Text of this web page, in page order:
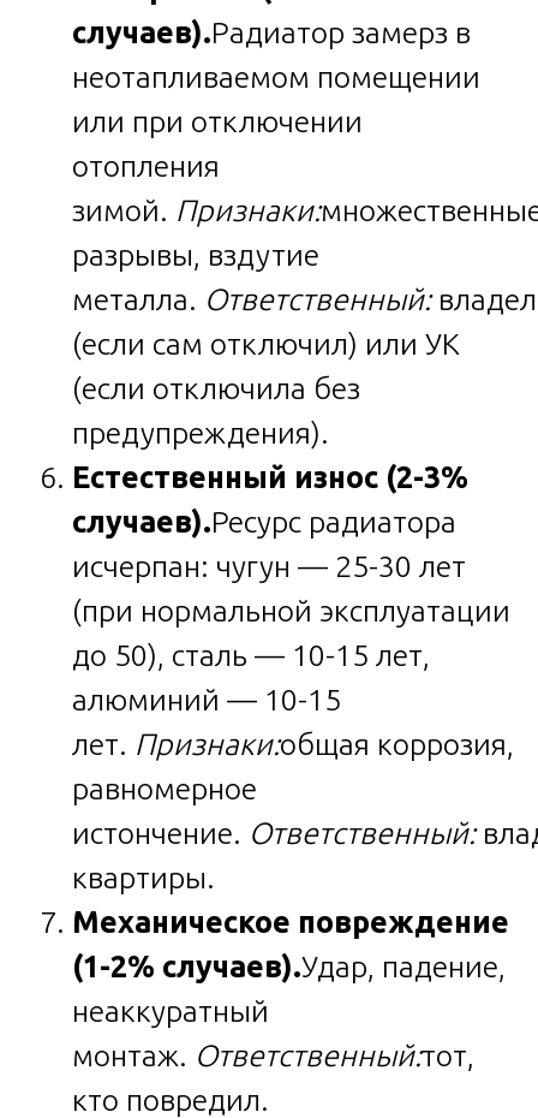
случаев).Радиатор замерз в
неотапливаемом помещении
или при отключении
отопления
зимой. Признаки:
разрывы, вздутие
металла. Ответственный:
(если сам отключил) или УК
(если отключила без
предупреждения).
Естественный износ (2-3%
случаев).Ресурс радиатора
исчерпан: чугун — 25-30 лет
(при нормальной эксплуатации
до 50), сталь — 10-15 лет,
алюминий — 10-15
лет. Признаки:общая коррозия,
равномерное
истончение. Ответственный:
квартиры.
Механическое повреждение
(1-2% случаев).Удар, падение,
неаккуратный
монтаж. Ответственный:тот,
кто повредил.